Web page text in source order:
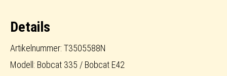
Details
Artikelnummer: T3505588N
Modell: Bobcat 335 / Bobcat E42